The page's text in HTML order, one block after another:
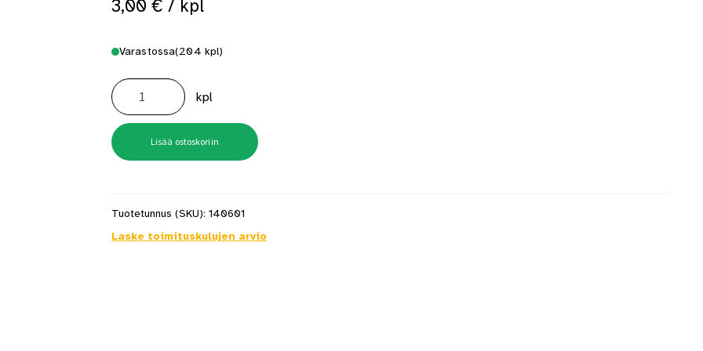
saunan puupinnat taas siisteiksi
3,00 € / kpl
Varastossa(204 kpl)
Palkkikenkä
N
51X95
määrä
kpl
Lisää ostoskoriin
Tuotetunnus (SKU): 140601
Laske toimituskulujen arvio